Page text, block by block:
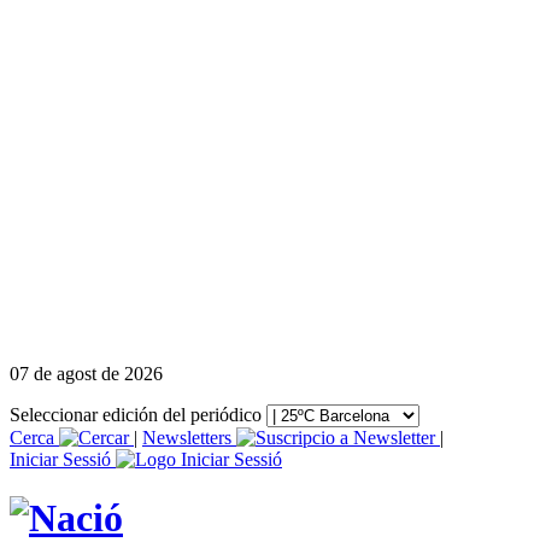
07 de agost de 2026
Seleccionar edición del periódico
Cerca
| Newsletters
|
Iniciar Sessió